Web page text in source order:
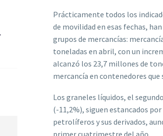
Prácticamente todos los
de movilidad en esas fechas,
grupos de mercancías:
toneladas en abril, con un
alcanzó los 23,7 millones de
mercancía en contenedores
Los graneles líquidos, el
(-11,2%), siguen estancados
petrolíferos y sus derivados,
primer cuatrimestre del año.